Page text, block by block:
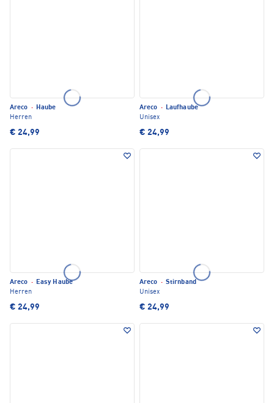
Areco · Haube
Herren
€ 24,99
Areco · Laufhaube
Unisex
€ 24,99
Areco · Easy Haube
Herren
€ 24,99
Areco · Stirnband
Unisex
€ 24,99